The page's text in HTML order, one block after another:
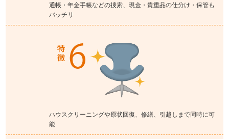
通帳・年金手帳などの捜索、現金・貴重品の仕分け・保管も
バッチリ
ハウスクリーニングや原状回復、修繕、引越しまで同時に可
能